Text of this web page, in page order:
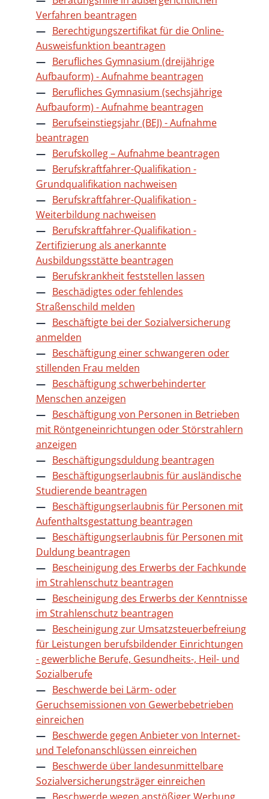
Verfahren beantragen
Berechtigungszertifikat für die Online-
Ausweisfunktion beantragen
Berufliches Gymnasium (dreijährige
Aufbauform) - Aufnahme beantragen
Berufliches Gymnasium (sechsjährige
Aufbauform) - Aufnahme beantragen
Berufseinstiegsjahr (BEJ) - Aufnahme
beantragen
Berufskolleg – Aufnahme beantragen
Berufskraftfahrer-Qualifikation -
Grundqualifikation nachweisen
Berufskraftfahrer-Qualifikation -
Weiterbildung nachweisen
Berufskraftfahrer-Qualifikation -
Zertifizierung als anerkannte
Ausbildungsstätte beantragen
Berufskrankheit feststellen lassen
Beschädigtes oder fehlendes
Straßenschild melden
Beschäftigte bei der Sozialversicherung
anmelden
Beschäftigung einer schwangeren oder
stillenden Frau melden
Beschäftigung schwerbehinderter
Menschen anzeigen
Beschäftigung von Personen in Betrieben
mit Röntgeneinrichtungen oder Störstrahlern
anzeigen
Beschäftigungsduldung beantragen
Beschäftigungserlaubnis für ausländische
Studierende beantragen
Beschäftigungserlaubnis für Personen mit
Aufenthaltsgestattung beantragen
Beschäftigungserlaubnis für Personen mit
Duldung beantragen
Bescheinigung des Erwerbs der Fachkunde
im Strahlenschutz beantragen
Bescheinigung des Erwerbs der Kenntnisse
im Strahlenschutz beantragen
Bescheinigung zur Umsatzsteuerbefreiung
für Leistungen berufsbildender Einrichtungen
- gewerbliche Berufe, Gesundheits-, Heil- und
Sozialberufe
Beschwerde bei Lärm- oder
Geruchsemissionen von Gewerbebetrieben
einreichen
Beschwerde gegen Anbieter von Internet-
und Telefonanschlüssen einreichen
Beschwerde über landesunmittelbare
Sozialversicherungsträger einreichen